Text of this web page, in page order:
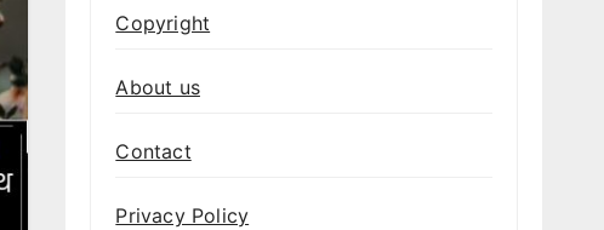
Copyright
About us
Contact
Privacy Policy